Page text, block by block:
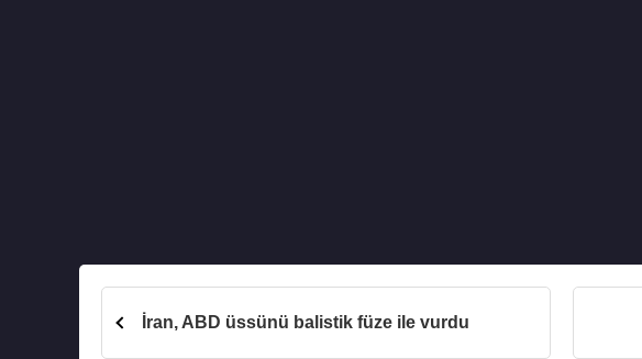
İran, ABD üssünü balistik füze ile vurdu